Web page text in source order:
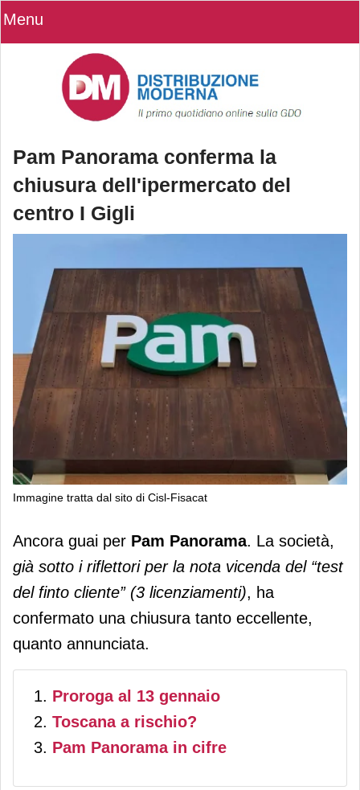
Menu
Pam Panorama conferma la
chiusura dell'ipermercato del
centro I Gigli
Immagine tratta dal sito di Cisl-Fisacat
Pam Panorama conferma la chiusura
dell'ipermercato del centro I Gigli
Ancora guai per Pam Panorama. La società,
già sotto i riflettori per la nota vicenda del “test
del finto cliente” (3 licenziamenti), ha
confermato una chiusura tanto eccellente,
quanto annunciata.
Proroga al 13 gennaio
Toscana a rischio?
Pam Panorama in cifre